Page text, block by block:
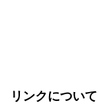
リンクについて